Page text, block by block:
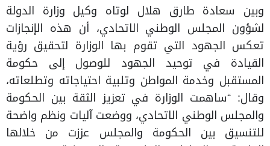
وبين سعادة طارق هلال لوتاه وكيل وزارة الدولة
لشؤون المجلس الوطني الاتحادي، أن هذه الإنجازات
تعكس الجهود التي تقوم بها الوزارة لتحقيق رؤية
القيادة في توحيد الجهود للوصول إلى حكومة
المستقبل وخدمة المواطن وتلبية احتياجاته وتطلعاته،
وقال: “ساهمت الوزارة في تعزيز الثقة بين الحكومة
والمجلس الوطني الاتحادي، ووضعت آليات ونظم واضحة
للتنسيق بين الحكومة والمجلس عززت من خلالها